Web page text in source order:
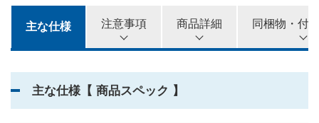
5カ月
6カ月 13,000
主な仕様 注意事項 商品詳細 同梱物・付
主な仕様【 商品スペック 】